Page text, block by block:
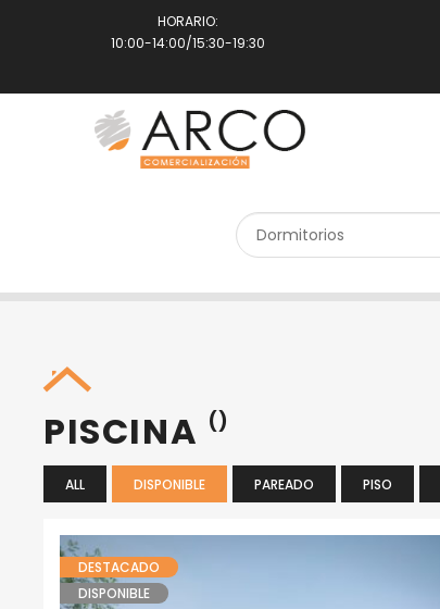
HORARIO:
10:00-14:00/15:30-19:30
SEARCH PROPERTY
PISCINA ()
ALL DISPONIBLE PAREADO PISO
DESTACADO
DISPONIBLE